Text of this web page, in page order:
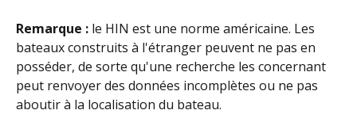
Remarque : le HIN est une norme américaine. Les
bateaux construits à l'étranger peuvent ne pas en
posséder, de sorte qu'une recherche les concernant
peut renvoyer des données incomplètes ou ne pas
aboutir à la localisation du bateau.